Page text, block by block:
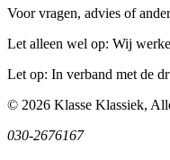
Voor vragen, advies of
Let alleen wel op: Wij
Let op: In verband met de
© 2026 Klasse Klassiek,
030-2676167